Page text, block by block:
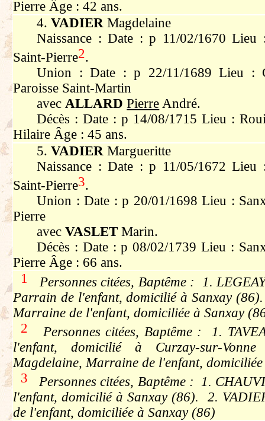
Pierre Âge : 42 ans.
4.VADIERMagdelaine
Naissance : Date : p 11/02/1670 Lieu
Saint-Pierre2.
Union : Date : p 22/11/1689 Lieu :
Paroisse Saint-Martin
avecALLARDPierre André.
Décès : Date : p 14/08/1715 Lieu :
Hilaire Âge : 45 ans.
5.VADIERMargueritte
Naissance : Date : p 11/05/1672 Lieu
Saint-Pierre3.
Union : Date : p 20/01/1698 Lieu :
Pierre
avecVASLETMarin.
Décès : Date : p 08/02/1739 Lieu :
Pierre Âge : 66 ans.
1 Personnes citées, Baptême : 1.
Parrain de l'enfant, domicilié à Sanxay
Marraine de l'enfant, domiciliée à Sanxay
2 Personnes citées, Baptême : 1.
l'enfant, domicilié à Curzay-sur-
Magdelaine, Marraine de l'enfant,
3 Personnes citées, Baptême : 1.
l'enfant, domicilié à Sanxay (86). 2.
de l'enfant, domiciliée à Sanxay (86)